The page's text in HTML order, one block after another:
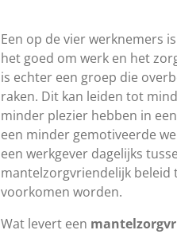
Een op de vier werknemers
het goed om werk en het
is echter een groep die
raken. Dit kan leiden tot
minder plezier hebben in
een minder gemotiveerde
een werkgever dagelijks
mantelzorgvriendelijk beleid
voorkomen worden.
Wat levert een